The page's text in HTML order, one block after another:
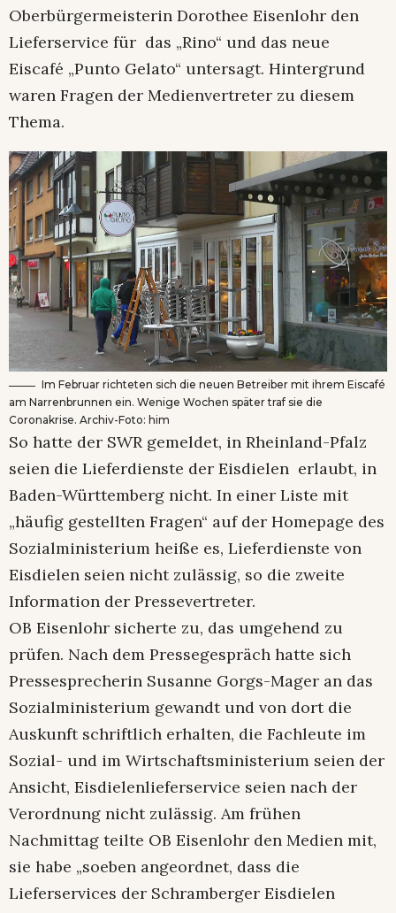
Oberbürgermeisterin Dorothee Eisenlohr den
Lieferservice für das „Rino“ und das neue
Eiscafé „Punto Gelato“ untersagt. Hintergrund
waren Fragen der Medienvertreter zu diesem
Thema.
Im Februar richteten sich die neuen Betreiber mit ihrem Eiscafé
am Narrenbrunnen ein. Wenige Wochen später traf sie die
Coronakrise. Archiv-Foto: him
So hatte der SWR gemeldet, in Rheinland-Pfalz
seien die Lieferdienste der Eisdielen erlaubt, in
Baden-Württemberg nicht. In einer Liste mit
„häufig gestellten Fragen“ auf der Homepage des
Sozialministerium heiße es, Lieferdienste von
Eisdielen seien nicht zulässig, so die zweite
Information der Pressevertreter.
OB Eisenlohr sicherte zu, das umgehend zu
prüfen. Nach dem Pressegespräch hatte sich
Pressesprecherin Susanne Gorgs-Mager an das
Sozialministerium gewandt und von dort die
Auskunft schriftlich erhalten, die Fachleute im
Sozial- und im Wirtschaftsministerium seien der
Ansicht, Eisdielenlieferservice seien nach der
Verordnung nicht zulässig. Am frühen
Nachmittag teilte OB Eisenlohr den Medien mit,
sie habe „soeben angeordnet, dass die
Lieferservices der Schramberger Eisdielen